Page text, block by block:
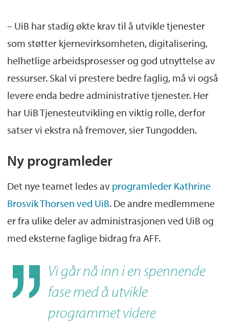
– UiB har stadig økte krav til å utvikle tjenester
som støtter kjernevirksomheten, digitalisering,
helhetlige arbeidsprosesser og god utnyttelse av
ressurser. Skal vi prestere bedre faglig, må vi også
levere enda bedre administrative tjenester. Her
har UiB Tjenesteutvikling en viktig rolle, derfor
satser vi ekstra nå fremover, sier Tungodden.
Ny programleder
Det nye teamet ledes av programleder Kathrine
Brosvik Thorsen ved UiB. De andre medlemmene
er fra ulike deler av administrasjonen ved UiB og
med eksterne faglige bidrag fra AFF.
Vi går nå inn i en spennende
fase med å utvikle
programmet videre